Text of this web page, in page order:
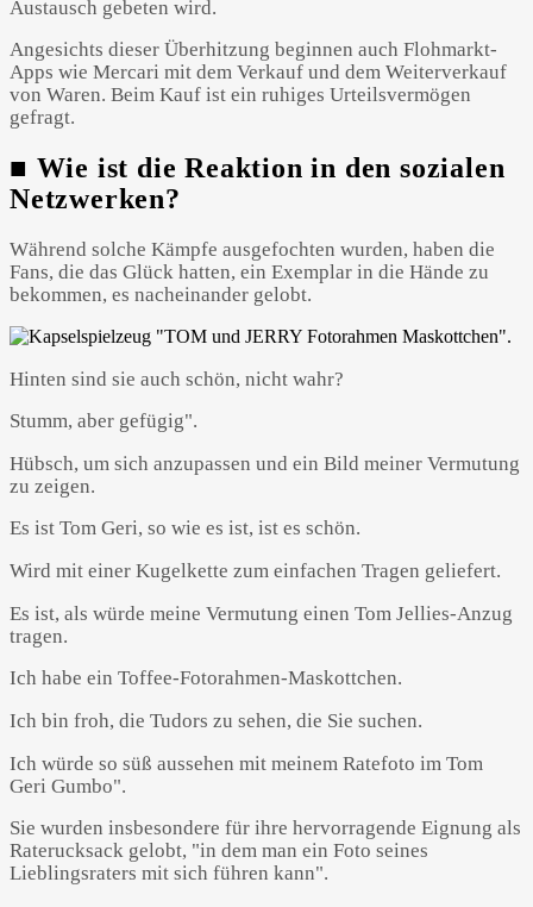
Austausch gebeten wird.
Angesichts dieser Überhitzung beginnen auch Flohmarkt-
Apps wie Mercari mit dem Verkauf und dem Weiterverkauf
von Waren. Beim Kauf ist ein ruhiges Urteilsvermögen
gefragt.
■ Wie ist die Reaktion in den sozialen
Netzwerken?
Während solche Kämpfe ausgefochten wurden, haben die
Fans, die das Glück hatten, ein Exemplar in die Hände zu
bekommen, es nacheinander gelobt.
Hinten sind sie auch schön, nicht wahr?
Stumm, aber gefügig".
Hübsch, um sich anzupassen und ein Bild meiner Vermutung
zu zeigen.
Es ist Tom Geri, so wie es ist, ist es schön.
Wird mit einer Kugelkette zum einfachen Tragen geliefert.
Es ist, als würde meine Vermutung einen Tom Jellies-Anzug
tragen.
Ich habe ein Toffee-Fotorahmen-Maskottchen.
Ich bin froh, die Tudors zu sehen, die Sie suchen.
Ich würde so süß aussehen mit meinem Ratefoto im Tom
Geri Gumbo".
Sie wurden insbesondere für ihre hervorragende Eignung als
Raterucksack gelobt, "in dem man ein Foto seines
Lieblingsraters mit sich führen kann".